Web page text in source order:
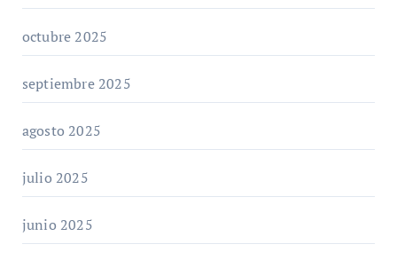
octubre 2025
septiembre 2025
agosto 2025
julio 2025
junio 2025